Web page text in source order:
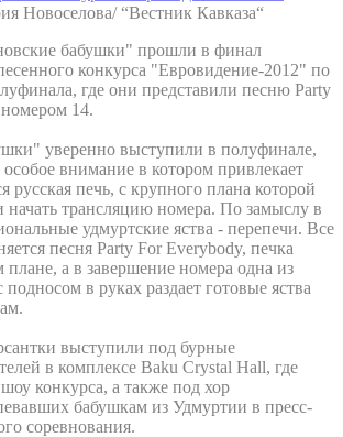
Новоселова/ “Вестник Кавказа“
бабушки" прошли в финал
конкурса "Евровидение-2012" по
где они представили песню Party
14.
уверенно выступили в полуфинале,
внимание в котором привлекает
русская печь, с крупного плана которой
трансляцию номера. По замыслу в
удмуртские яства - перепечи. Все
песня Party For Everybody, печка
плане, а в завершение номера одна из
в руках раздает готовые яства
выступили под бурные
в комплексе Baku Crystal Hall, где
конкурса, а также под хор
бабушкам из Удмуртии в пресс-
соревнования.